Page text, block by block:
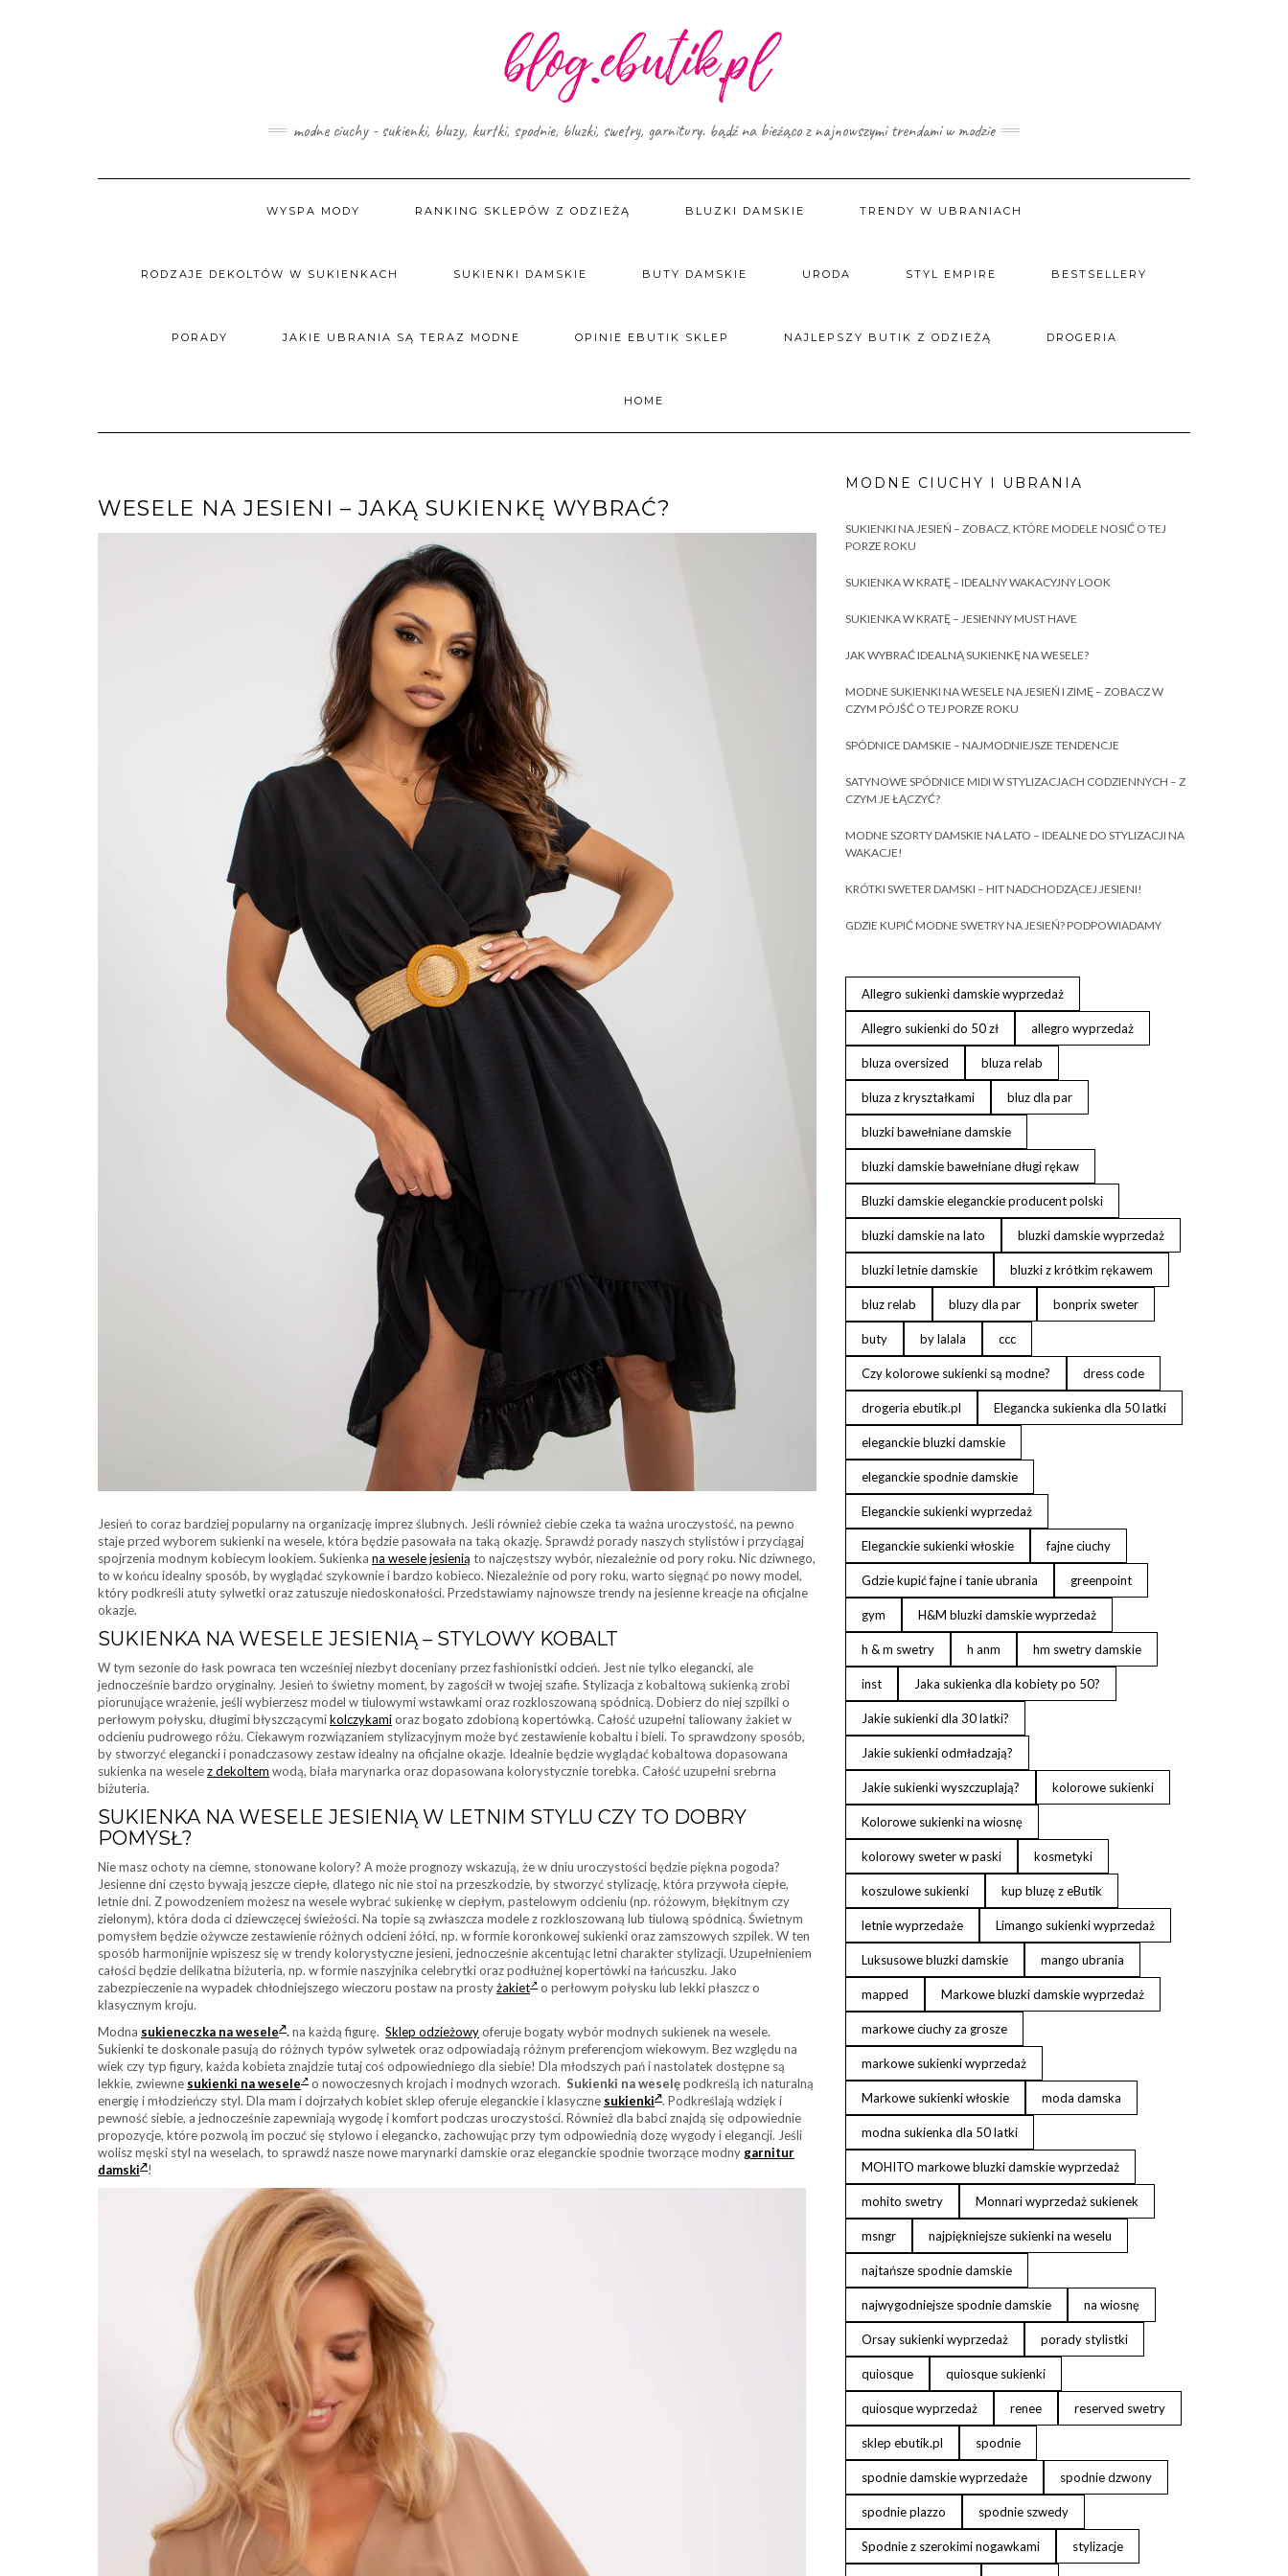
modne ciuchy - sukienki, bluzy, kurtki, spodnie, bluzki, swetry, garnitury. bądź na bieżąco z najnowszymi trendami w modzie
WYSPA MODY RANKING SKLEPÓW Z ODZIEŻĄ BLUZKI DAMSKIE TRENDY W UBRANIACH
RODZAJE DEKOLTÓW W SUKIENKACH SUKIENKI DAMSKIE BUTY DAMSKIE URODA STYL EMPIRE BESTSELLERY
PORADY JAKIE UBRANIA SĄ TERAZ MODNE OPINIE EBUTIK SKLEP NAJLEPSZY BUTIK Z ODZIEŻĄ DROGERIA
HOME
WESELE NA JESIENI – JAKĄ SUKIENKĘ WYBRAĆ?
Jesień to coraz bardziej popularny na organizację imprez ślubnych. Jeśli również ciebie czeka ta ważna uroczystość, na pewno
staje przed wyborem sukienki na wesele, która będzie pasowała na taką okazję. Sprawdź porady naszych stylistów i przyciągaj
spojrzenia modnym kobiecym lookiem. Sukienka na wesele jesienią to najczęstszy wybór, niezależnie od pory roku. Nic dziwnego,
to w końcu idealny sposób, by wyglądać szykownie i bardzo kobieco. Niezależnie od pory roku, warto sięgnąć po nowy model,
który podkreśli atuty sylwetki oraz zatuszuje niedoskonałości. Przedstawiamy najnowsze trendy na jesienne kreacje na oficjalne
okazje.
SUKIENKA NA WESELE JESIENIĄ – STYLOWY KOBALT
W tym sezonie do łask powraca ten wcześniej niezbyt doceniany przez fashionistki odcień. Jest nie tylko elegancki, ale
jednocześnie bardzo oryginalny. Jesień to świetny moment, by zagościł w twojej szafie. Stylizacja z kobaltową sukienką zrobi
piorunujące wrażenie, jeśli wybierzesz model w tiulowymi wstawkami oraz rozkloszowaną spódnicą. Dobierz do niej szpilki o
perłowym połysku, długimi błyszczącymikolczykamioraz bogato zdobioną kopertówką. Całość uzupełni taliowany żakiet w
odcieniu pudrowego różu. Ciekawym rozwiązaniem stylizacyjnym może być zestawienie kobaltu i bieli. To sprawdzony sposób,
by stworzyć elegancki i ponadczasowy zestaw idealny na oficjalne okazje. Idealnie będzie wyglądać kobaltowa dopasowana
sukienka na weselez dekoltem wodą, biała marynarka oraz dopasowana kolorystycznie torebka. Całość uzupełni srebrna
biżuteria.
SUKIENKA NA WESELE JESIENIĄ W LETNIM STYLU CZY TO DOBRY
POMYSŁ?
Nie masz ochoty na ciemne, stonowane kolory? A może prognozy wskazują, że w dniu uroczystości będzie piękna pogoda?
Jesienne dni często bywają jeszcze ciepłe, dlatego nic nie stoi na przeszkodzie, by stworzyć stylizację, która przywoła ciepłe,
letnie dni. Z powodzeniem możesz na wesele wybrać sukienkę w ciepłym, pastelowym odcieniu (np. różowym, błękitnym czy
zielonym), która doda ci dziewczęcej świeżości. Na topie są zwłaszcza modele z rozkloszowaną lub tiulową spódnicą. Świetnym
pomysłem będzie ożywcze zestawienie różnych odcieni żółci, np. w formie koronkowej sukienki oraz zamszowych szpilek. W ten
sposób harmonijnie wpiszesz się w trendy kolorystyczne jesieni, jednocześnie akcentując letni charakter stylizacji. Uzupełnieniem
całości będzie delikatna biżuteria, np. w formie naszyjnika celebrytki oraz podłużnej kopertówki na łańcuszku. Jako
zabezpieczenie na wypadek chłodniejszego wieczoru postaw na prostyżakiet
o perłowym połysku lub lekki płaszcz o
klasycznym kroju.
Modna sukieneczka na wesele .na każdą figurę. Sklep odzieżowyoferuje bogaty wybór modnych sukienek na wesele.
Sukienki te doskonale pasują do różnych typów sylwetek oraz odpowiadają różnym preferencjom wiekowym. Bez względu na
wiek czy typ figury, każda kobieta znajdzie tutaj coś odpowiedniego dla siebie! Dla młodszych pań i nastolatek dostępne są
lekkie, zwiewne sukienki na wesele o nowoczesnych krojach i modnych wzorach. Sukienki na weselępodkreślą ich naturalną
energię i młodzieńczy styl. Dla mam i dojrzałych kobiet sklep oferuje eleganckie i klasyczne sukienki . Podkreślają wdzięk i
pewność siebie, a jednocześnie zapewniają wygodę i komfort podczas uroczystości. Również dla babci znajdą się odpowiednie
propozycje, które pozwolą im poczuć się stylowo i elegancko, zachowując przy tym odpowiednią dozę wygody i elegancji. Jeśli
wolisz męski styl na weselach, to sprawdź nasze nowe marynarki damskie oraz eleganckie spodnie tworzące modny garnitur
damski
!
MODNE CIUCHY I UBRANIA
SUKIENKI NA JESIEŃ – ZOBACZ, KTÓRE MODELE NOSIĆ O TEJ
PORZE ROKU
SUKIENKA W KRATĘ – IDEALNY WAKACYJNY LOOK
SUKIENKA W KRATĘ – JESIENNY MUST HAVE
JAK WYBRAĆ IDEALNĄ SUKIENKĘ NA WESELE?
MODNE SUKIENKI NA WESELE NA JESIEŃ I ZIMĘ – ZOBACZ W
CZYM PÓJŚĆ O TEJ PORZE ROKU
SPÓDNICE DAMSKIE – NAJMODNIEJSZE TENDENCJE
SATYNOWE SPÓDNICE MIDI W STYLIZACJACH CODZIENNYCH – Z
CZYM JE ŁĄCZYĆ?
MODNE SZORTY DAMSKIE NA LATO – IDEALNE DO STYLIZACJI NA
WAKACJE!
KRÓTKI SWETER DAMSKI – HIT NADCHODZĄCEJ JESIENI!
GDZIE KUPIĆ MODNE SWETRY NA JESIEŃ? PODPOWIADAMY
Allegro sukienki damskie wyprzedaż
Allegro sukienki do 50 zł allegro wyprzedaż
bluza oversized bluza relab
bluza z kryształkami bluz dla par
bluzki bawełniane damskie
bluzki damskie bawełniane długi rękaw
Bluzki damskie eleganckie producent polski
bluzki damskie na lato bluzki damskie wyprzedaż
bluzki letnie damskie bluzki z krótkim rękawem
bluz relab bluzy dla par bonprix sweter
buty by lalala ccc
Czy kolorowe sukienki są modne? dress code
drogeria ebutik.pl Elegancka sukienka dla 50 latki
eleganckie bluzki damskie
eleganckie spodnie damskie
Eleganckie sukienki wyprzedaż
Eleganckie sukienki włoskie fajne ciuchy
Gdzie kupić fajne i tanie ubrania greenpoint
gym H&M bluzki damskie wyprzedaż
h & m swetry h anm hm swetry damskie
inst Jaka sukienka dla kobiety po 50?
Jakie sukienki dla 30 latki?
Jakie sukienki odmładzają?
Jakie sukienki wyszczuplają? kolorowe sukienki
Kolorowe sukienki na wiosnę
kolorowy sweter w paski kosmetyki
koszulowe sukienki kup bluzę z eButik
letnie wyprzedaże Limango sukienki wyprzedaż
Luksusowe bluzki damskie mango ubrania
mapped Markowe bluzki damskie wyprzedaż
markowe ciuchy za grosze
markowe sukienki wyprzedaż
Markowe sukienki włoskie moda damska
modna sukienka dla 50 latki
MOHITO markowe bluzki damskie wyprzedaż
mohito swetry Monnari wyprzedaż sukienek
msngr najpiękniejsze sukienki na weselu
najtańsze spodnie damskie
najwygodniejsze spodnie damskie na wiosnę
Orsay sukienki wyprzedaż porady stylistki
quiosque quiosque sukienki
quiosque wyprzedaż renee reserved swetry
sklep ebutik.pl spodnie
spodnie damskie wyprzedaże spodnie dzwony
spodnie plazzo spodnie szwedy
Spodnie z szerokimi nogawkami stylizacje